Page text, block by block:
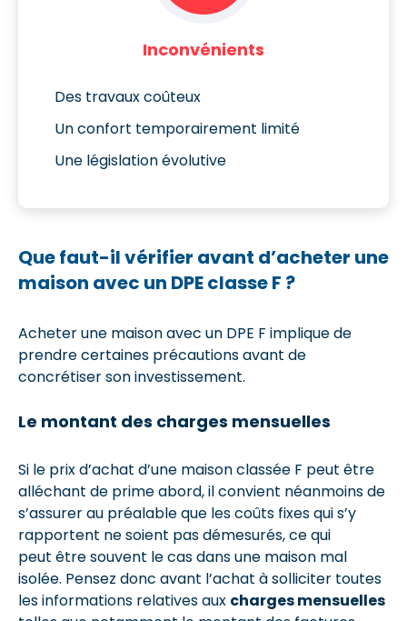
Inconvénients
Des travaux coûteux
Un confort temporairement limité
Une législation évolutive
Que faut-il vérifier avant d’acheter une
maison avec un DPE classe F ?
Acheter une maison avec un DPE F implique de
prendre certaines précautions avant de
concrétiser son investissement.
Le montant des charges mensuelles
Si le prix d’achat d’une maison classée F peut être
alléchant de prime abord, il convient néanmoins de
s’assurer au préalable que les coûts fixes qui s’y
rapportent ne soient pas démesurés, ce qui
peut être souvent le cas dans une maison mal
isolée. Pensez donc avant l’achat à solliciter toutes
les informations relatives aux charges mensuelles